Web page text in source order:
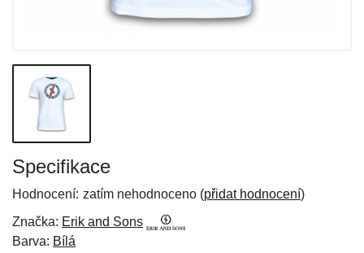
Specifikace
Hodnocení: zatím nehodnoceno (přidat hodnocení)
Značka: Erik and Sons
Barva: Bílá